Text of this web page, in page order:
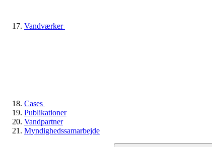
Vandværker
Cases
Publikationer
Vandpartner
Myndighedssamarbejde